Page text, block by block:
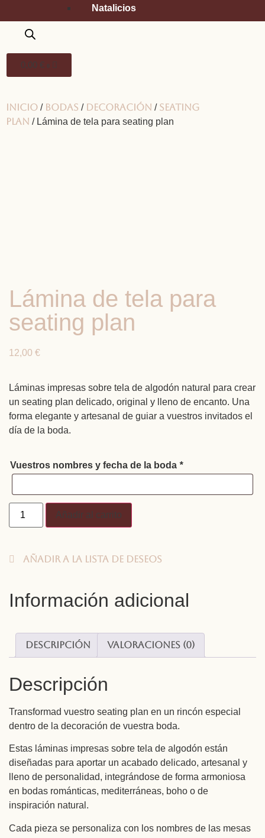
Natalicios
0,00 € 0
Inicio / Bodas / Decoración / Seating
plan / Lámina de tela para seating plan
Lámina de tela para
seating plan
12,00 €
Láminas impresas sobre tela de algodón natural para crear
un seating plan delicado, original y lleno de encanto. Una
forma elegante y artesanal de guiar a vuestros invitados el
día de la boda.
Vuestros nombres y fecha de la boda *
Añadir al carrito
Añadir a la lista de deseos
Información adicional
Descripción Valoraciones (0)
Descripción
Transformad vuestro seating plan en un rincón especial
dentro de la decoración de vuestra boda.
Estas láminas impresas sobre tela de algodón están
diseñadas para aportar un acabado delicado, artesanal y
lleno de personalidad, integrándose de forma armoniosa
en bodas románticas, mediterráneas, boho o de
inspiración natural.
Cada pieza se personaliza con los nombres de las mesas